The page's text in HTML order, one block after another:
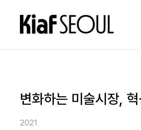
변화하는 미술시장,
2021